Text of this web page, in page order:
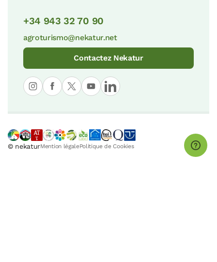
+34 943 32 70 90
agroturismo@nekatur.net
Contactez Nekatur
© nekaturMention légalePolitique de Cookies